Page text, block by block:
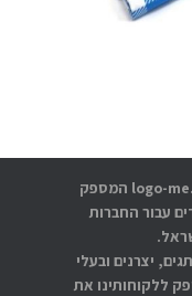
אתוס עסקים מפעילה את אתר logo-me.co.il המספק
עבור החברות
יצרנים ובעלי
ללקוחותינו את